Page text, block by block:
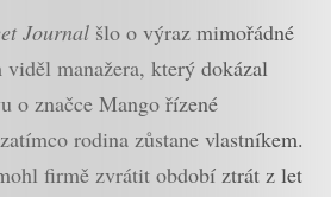
Journal šlo o výraz mimořádné
manažera, který dokázal
o značce Mango řízené
rodina zůstane vlastníkem.
firmě zvrátit období ztrát z let